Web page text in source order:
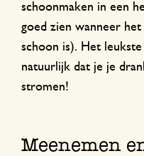
schoonmaken in een
goed zien wanneer
schoon is). Het
natuurlijk dat je je
stromen!
Meenemen